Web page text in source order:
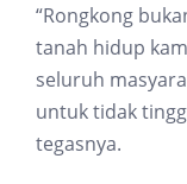
“Rongkong
tanah hidup
seluruh
untuk tidak
tegasnya.